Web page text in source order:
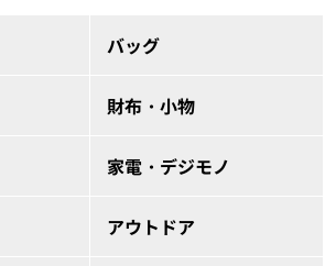
バッグ
財布・小物
家電・デジモノ
アウトドア